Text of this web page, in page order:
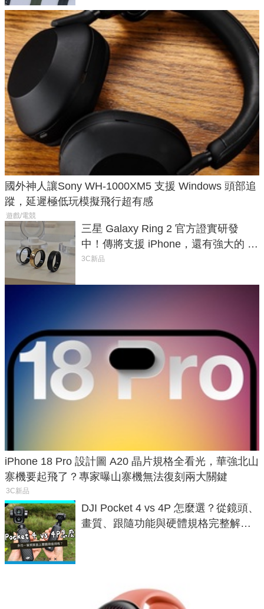
國外神人讓Sony WH-1000XM5 支援 Windows 頭部追
蹤，延遲極低玩模擬飛行超有感
遊戲/電競
三星 Galaxy Ring 2 官方證實研發
中！傳將支援 iPhone，還有強大的 AI
與智慧家電連動功能
3C新品
iPhone 18 Pro 設計圖 A20 晶片規格全看光，華強北山
寨機要起飛了？專家曝山寨機無法復刻兩大關鍵
3C新品
DJI Pocket 4 vs 4P 怎麼選？從鏡頭、
畫質、跟隨功能與硬體規格完整解